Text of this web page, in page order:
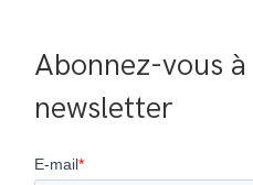
Abonnez-vous
newsletter